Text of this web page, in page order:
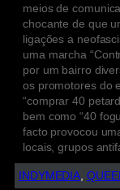
meios de
chocante de que
ligações a
uma marcha
por um bairro
os promotores do
“comprar 40
bem como “40
facto provocou
locais, grupos
INDYMEDIA,